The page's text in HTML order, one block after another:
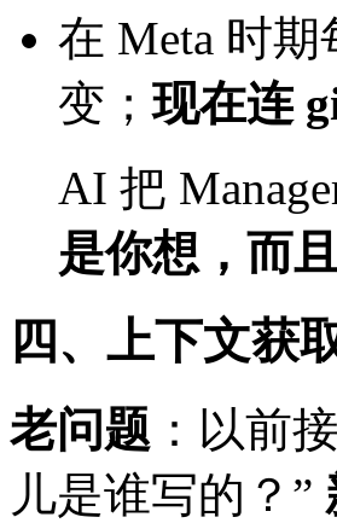
在 Meta 时
变；现在连
AI 把
是你想，而
四、上下文获
老问题 ：以前
儿是谁写的？”